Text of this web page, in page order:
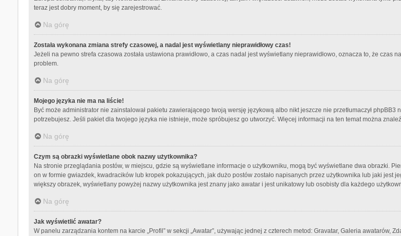
teraz jest dobry moment, by się zarejestrować.
Na górę
Została wykonana zmiana strefy czasowej, a nadal jest wyświetlany nieprawidłowy czas!
Jeżeli na pewno strefa czasowa została ustawiona prawidłowo, a czas nadal jest wyświetlany nieprawidłowo, oznacza to, że czas
problem.
Na górę
Mojego języka nie ma na liście!
Być może administrator nie zainstalował pakietu zawierającego twoją wersję językową albo nikt jeszcze nie przetłumaczył
potrzebujesz. Jeśli pakiet dla twojego języka nie istnieje, może spróbujesz go utworzyć. Więcej informacji na ten temat można
Na górę
Czym są obrazki wyświetlane obok nazwy użytkownika?
Na stronie przeglądania postów, w miejscu, gdzie są wyświetlane informacje o użytkowniku, mogą być wyświetlane dwa obrazki.
on w formie gwiazdek, kwadracików lub kropek pokazujących, jak dużo postów zostało napisanych przez użytkownika lub jaki jest
większy obrazek, wyświetlany powyżej nazwy użytkownika jest znany jako awatar i jest unikatowy lub osobisty dla każdego
Na górę
Jak wyświetlić awatar?
W panelu zarządzania kontem na karcie „Profil” w sekcji „Awatar”, używając jednej z czterech metod: Gravatar, Galeria awatarów,